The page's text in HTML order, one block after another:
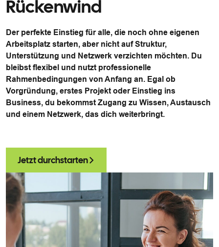
Rückenwind
Der perfekte Einstieg für alle, die noch ohne eigenen
Arbeitsplatz starten, aber nicht auf Struktur,
Unterstützung und Netzwerk verzichten möchten. Du
bleibst flexibel und nutzt professionelle
Rahmenbedingungen von Anfang an. Egal ob
Vorgründung, erstes Projekt oder Einstieg ins
Business, du bekommst Zugang zu Wissen, Austausch
und einem Netzwerk, das dich weiterbringt.
Jetzt durchstarten